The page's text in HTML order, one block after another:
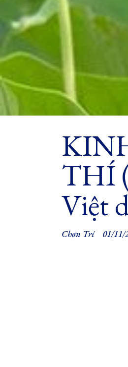
THÍ
Việt
Chơn Trí 01/11/